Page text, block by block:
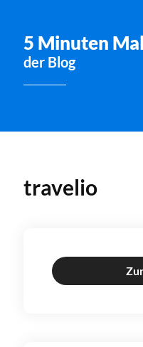
5 Minuten
der Blog
travelio